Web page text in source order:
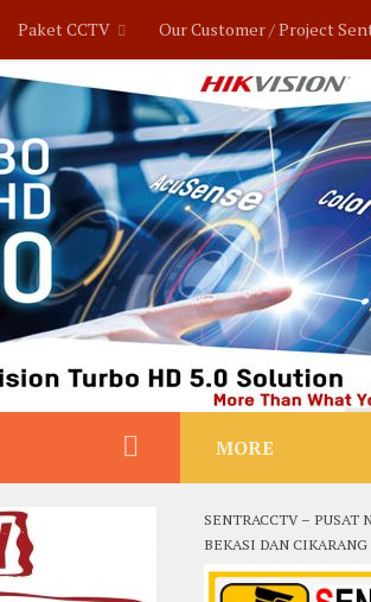
Paket CCTV Our Customer / Project
MORE
SENTRACCTV – PUSAT
BEKASI DAN CIKARANG